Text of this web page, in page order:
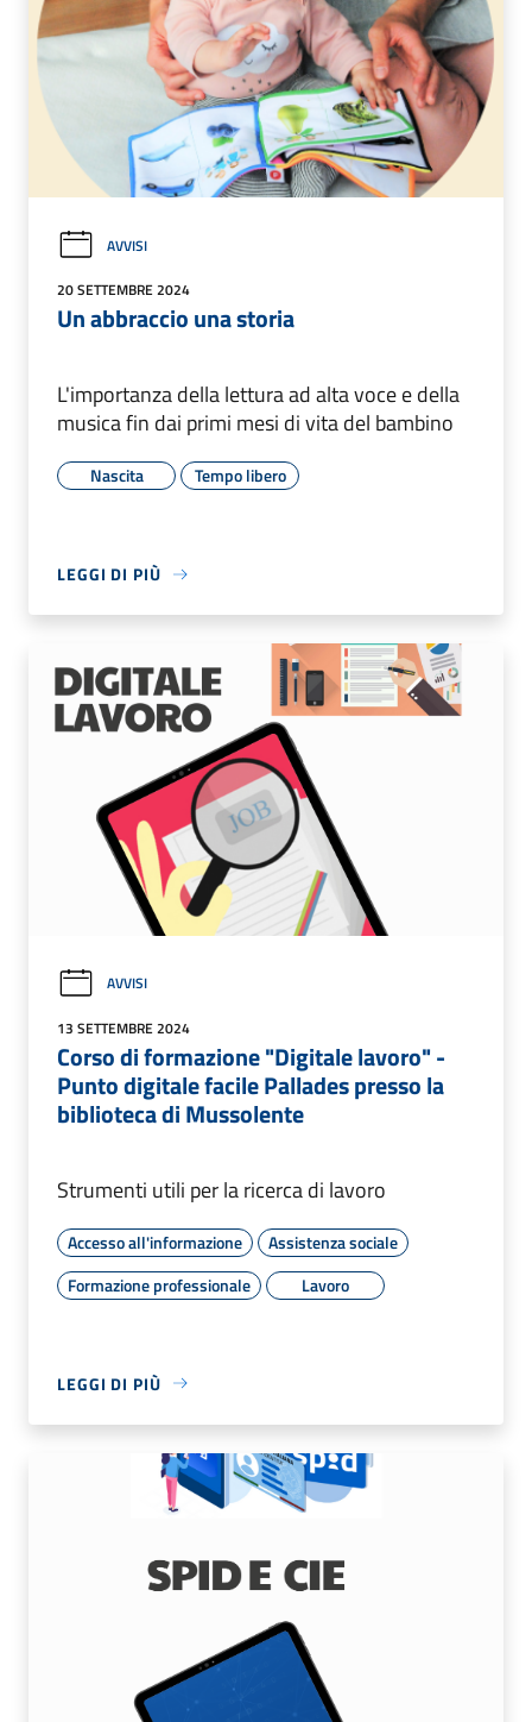
AVVISI
20 SETTEMBRE 2024
Un abbraccio una storia
L'importanza della lettura ad alta voce e della
musica fin dai primi mesi di vita del bambino
Nascita Tempo libero
LEGGI DI PIÙ
AVVISI
13 SETTEMBRE 2024
Corso di formazione "Digitale lavoro" -
Punto digitale facile Pallades presso la
biblioteca di Mussolente
Strumenti utili per la ricerca di lavoro
Accesso all'informazione
Assistenza sociale
Formazione professionale
Lavoro
LEGGI DI PIÙ